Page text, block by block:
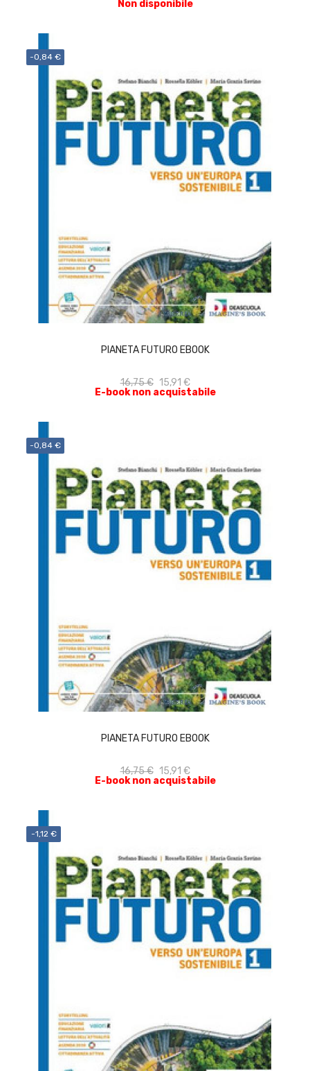
Non disponibile
-0,84 €
PIANETA FUTURO EBOOK
16,75 € 15,91 €
E-book non acquistabile
ACQUISTA
-0,84 €
PIANETA FUTURO EBOOK
16,75 € 15,91 €
E-book non acquistabile
ACQUISTA
-1,12 €